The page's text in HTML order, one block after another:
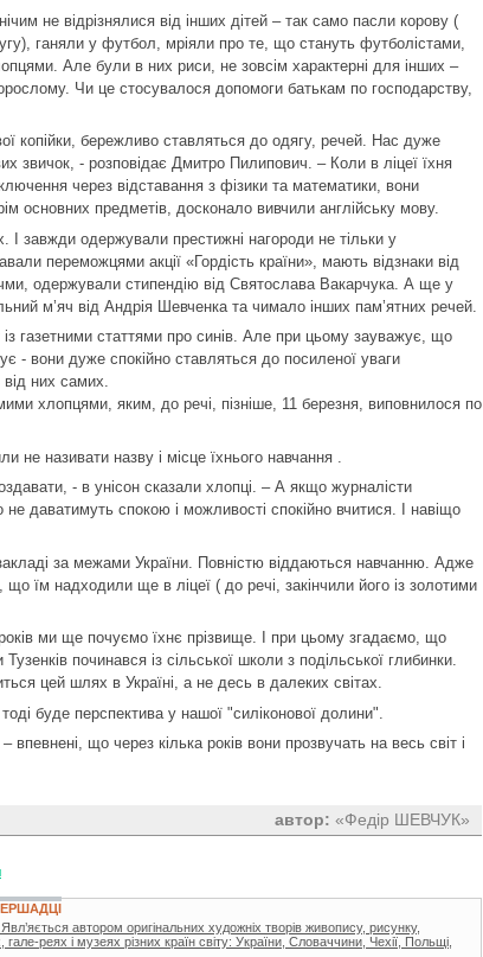
не відрізнялися від інших дітей – так само пасли корову (
ганяли у футбол, мріяли про те, що стануть футболістами,
Але були в них риси, не зовсім характерні для інших –
Чи це стосувалося допомоги батькам по господарству,
копійки, бережливо ставляться до одягу, речей. Нас дуже
звичок, - розповідає Дмитро Пилипович. – Коли в ліцеї їхня
через відставання з фізики та математики, вони
основних предметів, досконало вивчили англійську мову.
завжди одержували престижні нагороди не тільки у
переможцями акції «Гордість країни», мають відзнаки від
одержували стипендію від Святослава Вакарчука. А ще у
м’яч від Андрія Шевченка та чимало інших пам’ятних речей.
газетними статтями про синів. Але при цьому зауважує, що
- вони дуже спокійно ставляться до посиленої уваги
них самих.
хлопцями, яким, до речі, пізніше, 11 березня, виповнилося по
не називати назву і місце їхнього навчання .
- в унісон сказали хлопці. – А якщо журналісти
даватимуть спокою і можливості спокійно вчитися. І навіщо
за межами України. Повністю віддаються навчанню. Адже
що їм надходили ще в ліцеї ( до речі, закінчили його із золотими
ми ще почуємо їхнє прізвище. І при цьому згадаємо, що
починався із сільської школи з подільської глибинки.
цей шлях в Україні, а не десь в далеких світах.
буде перспектива у нашої "силіконової долини".
що через кілька років вони прозвучать на весь світ і
автор: «Федір ШЕВЧУК»
автором оригінальних художніх творів живопису, рисунку,
гале-реях і музеях різних країн світу: України, Словаччини, Чехії, Польщі,